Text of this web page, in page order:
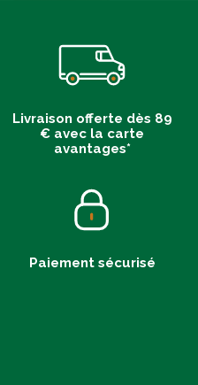
Livraison offerte dès 89
€ avec la carte
avantages*
Paiement sécurisé